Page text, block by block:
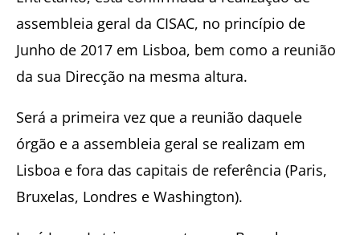
assembleia geral da CISAC, no princípio de
Junho de 2017 em Lisboa, bem como a reunião
da sua Direcção na mesma altura.
Será a primeira vez que a reunião daquele
órgão e a assembleia geral se realizam em
Lisboa e fora das capitais de referência (Paris,
Bruxelas, Londres e Washington).